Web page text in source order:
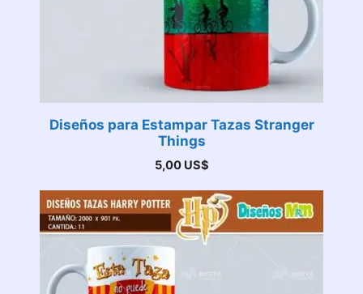
Diseños para Estampar Tazas Stranger
Things
5,00 US$